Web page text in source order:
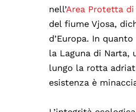
nell’Area Protetta di
del fiume Vjosa,
d’Europa. In
la Laguna di Narta,
lungo la rotta
esistenza è